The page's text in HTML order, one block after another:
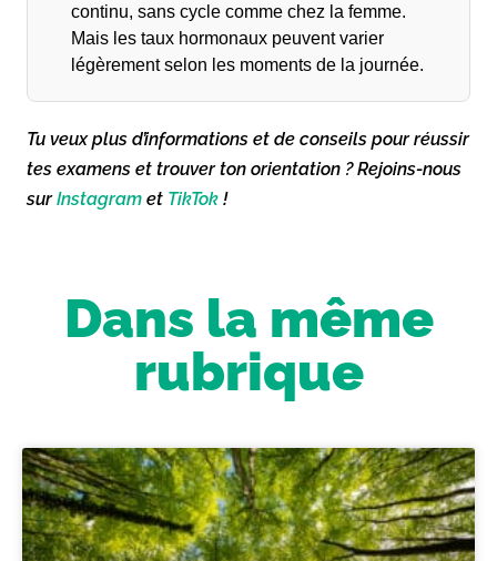
continu, sans cycle comme chez la femme.
Mais les taux hormonaux peuvent varier
légèrement selon les moments de la journée.
Tu veux plus d’informations et de conseils pour réussir
tes examens et trouver ton orientation ? Rejoins-nous
surInstagram et TikTok !
Dans la même
rubrique